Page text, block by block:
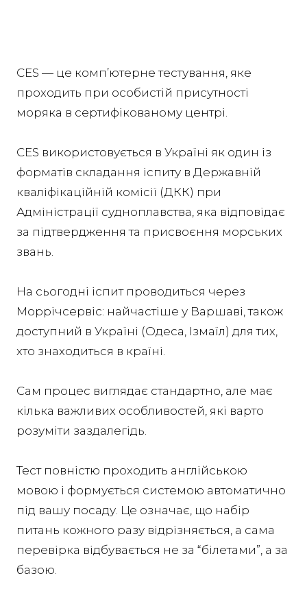
CES — це комп’ютерне тестування, яке
проходить при особистій присутності
моряка в сертифікованому центрі.
CES використовується в Україні як один із
форматів складання іспиту в Державній
кваліфікаційній комісії (ДКК) при
Адміністрації судноплавства, яка відповідає
за підтвердження та присвоєння морських
звань.
На сьогодні іспит проводиться через
Моррічсервіс: найчастіше у Варшаві, також
доступний в Україні (Одеса, Ізмаїл) для тих,
хто знаходиться в країні.
Сам процес виглядає стандартно, але має
кілька важливих особливостей, які варто
розуміти заздалегідь.
Тест повністю проходить англійською
мовою і формується системою автоматично
під вашу посаду. Це означає, що набір
питань кожного разу відрізняється, а сама
перевірка відбувається не за “білетами”, а за
базою.